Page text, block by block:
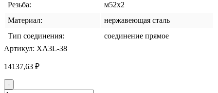
Резьба:
м52х2
Материал:
нержавеющая сталь
Тип соединения:
соединение прямое
Артикул: XA3L-38
14137,63 ₽
Количество
-